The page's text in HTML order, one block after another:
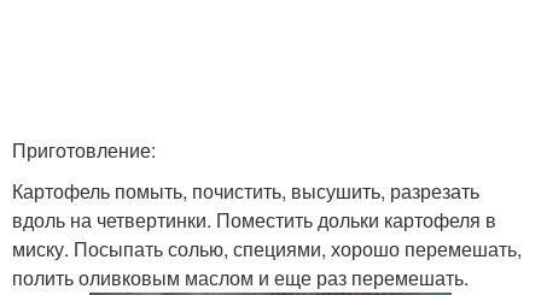
Приготовление:
Картофель помыть, почистить, высушить, разрезать
вдоль на четвертинки. Поместить дольки картофеля в
миску. Посыпать солью, специями, хорошо перемешать,
полить оливковым маслом и еще раз перемешать.